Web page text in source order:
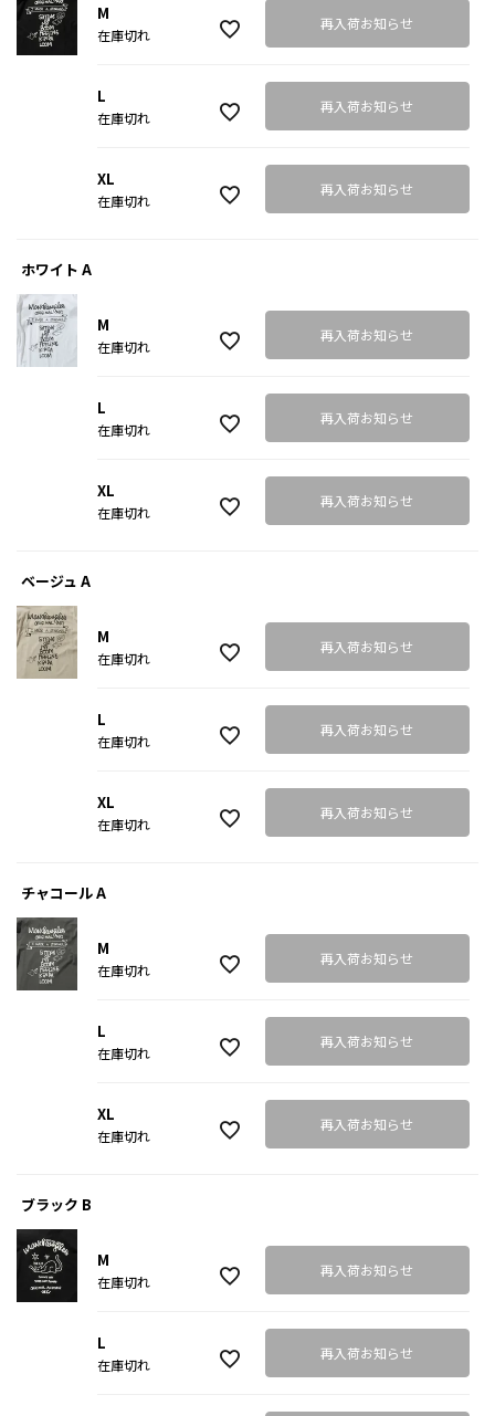
M
在庫切れ
再入荷お知らせ
L
在庫切れ
再入荷お知らせ
XL
在庫切れ
再入荷お知らせ
ホワイト A
M
在庫切れ
再入荷お知らせ
L
在庫切れ
再入荷お知らせ
XL
在庫切れ
再入荷お知らせ
ベージュ A
M
在庫切れ
再入荷お知らせ
L
在庫切れ
再入荷お知らせ
XL
在庫切れ
再入荷お知らせ
チャコール A
M
在庫切れ
再入荷お知らせ
L
在庫切れ
再入荷お知らせ
XL
在庫切れ
再入荷お知らせ
ブラック B
M
在庫切れ
再入荷お知らせ
L
在庫切れ
再入荷お知らせ